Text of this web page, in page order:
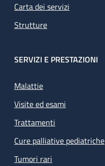
Carta dei servizi
Strutture
SERVIZI E PRESTAZIONI
Malattie
Visite ed esami
Trattamenti
Cure palliative pediatriche
Tumori rari